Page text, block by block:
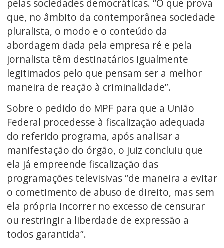
pelas sociedades democráticas. “O que prova
que, no âmbito da contemporânea sociedade
pluralista, o modo e o conteúdo da
abordagem dada pela empresa ré e pela
jornalista têm destinatários igualmente
legitimados pelo que pensam ser a melhor
maneira de reação à criminalidade”.
Sobre o pedido do MPF para que a União
Federal procedesse à fiscalização adequada
do referido programa, após analisar a
manifestação do órgão, o juiz concluiu que
ela já empreende fiscalização das
programações televisivas “de maneira a evitar
o cometimento de abuso de direito, mas sem
ela própria incorrer no excesso de censurar
ou restringir a liberdade de expressão a
todos garantida”.